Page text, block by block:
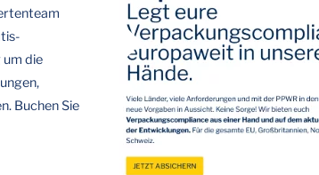
um die
Buchen Sie